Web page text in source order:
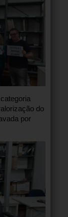
do
por